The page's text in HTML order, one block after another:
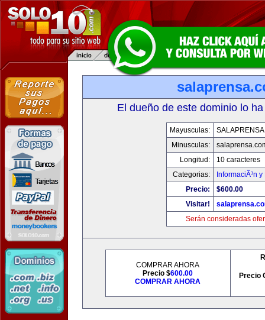
El dueño de este dominio lo
Mayusculas:
Minusculas:
Longitud:
10 caracteres
Categorias:
InformaciÃ³n
Precio:
$600.00
Visitar!
Serán consideradas
COMPRAR AHORA
Precio $600.00
COMPRAR AHORA
Precio